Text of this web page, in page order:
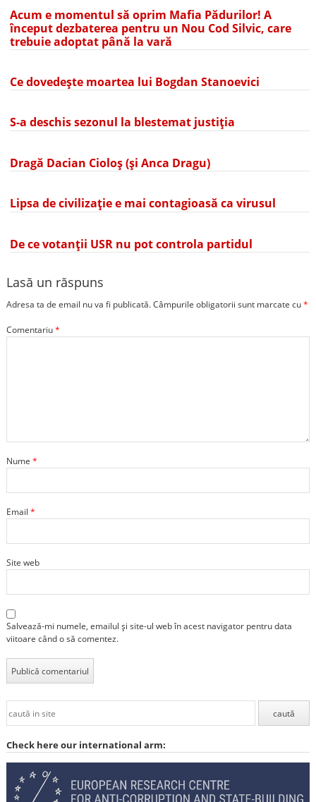
Acum e momentul să oprim Mafia Pădurilor! A
început dezbaterea pentru un Nou Cod Silvic, care
trebuie adoptat până la vară
Ce dovedește moartea lui Bogdan Stanoevici
S-a deschis sezonul la blestemat justiția
Dragă Dacian Cioloș (și Anca Dragu)
Lipsa de civilizație e mai contagioasă ca virusul
De ce votanții USR nu pot controla partidul
Lasă un răspuns
Adresa ta de email nu va fi publicată.Câmpurile obligatorii sunt marcate cu*
Comentariu*
Nume *
Email *
Site web
Salvează-mi numele, emailul și site-ul web în acest navigator pentru data
viitoare când o să comentez.
Check here our international arm: